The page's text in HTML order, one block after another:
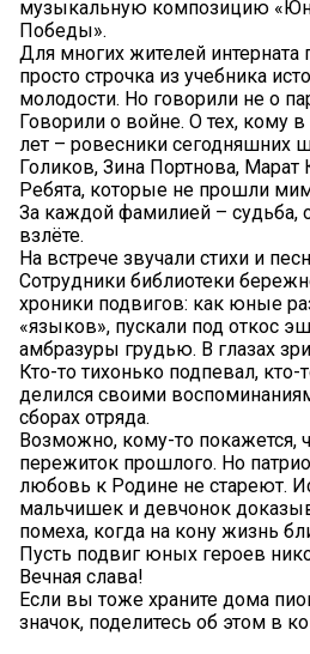
музыкальную композицию
Победы».
Для многих жителей интерната
просто строчка из учебника
молодости. Но говорили не о
Говорили о войне. О тех, кому
лет – ровесники сегодняшних
Голиков, Зина Портнова, Марат
Ребята, которые не прошли
За каждой фамилией – судьба,
взлёте.
На встрече звучали стихи и
Сотрудники библиотеки
хроники подвигов: как юные
«языков», пускали под откос
амбразуры грудью. В глазах
Кто-то тихонько подпевал,
делился своими
сборах отряда.
Возможно, кому-то покажется,
пережиток прошлого. Но
любовь к Родине не стареют.
мальчишек и девчонок
помеха, когда на кону жизнь
Пусть подвиг юных героев
Вечная слава!
Если вы тоже храните дома
значок, поделитесь об этом в